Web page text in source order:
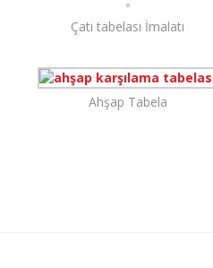
Çatı tabelası İmalatı
Ahşap Tabela